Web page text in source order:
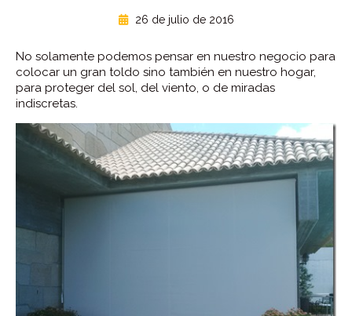
26 de julio de 2016
No solamente podemos pensar en nuestro negocio para
colocar un gran toldo sino también en nuestro hogar,
para proteger del sol, del viento, o de miradas
indiscretas.